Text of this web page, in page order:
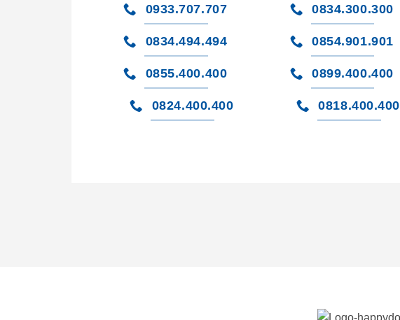
0933.707.707
0834.494.494
0855.400.400
0824.400.400
0834.300.300
0854.901.901
0899.400.400
0818.400.400